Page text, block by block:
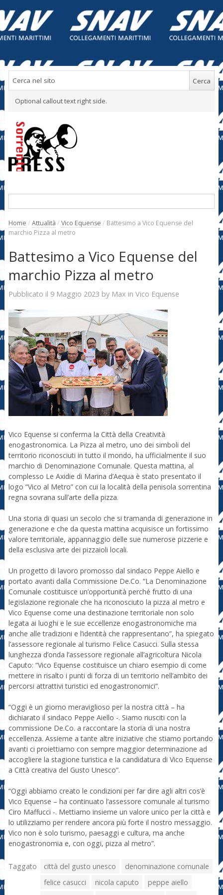
Optional callout text right side.
Home / Attualità / Vico Equense / Battesimo a Vico Equense del
marchio Pizza al metro
Battesimo a Vico Equense del
marchio Pizza al metro
Pubblicato il 9 Maggio 2023 by Max in Vico Equense
Vico Equense si conferma la Città della Creatività
enogastronomica. La Pizza al metro, uno dei simboli del
territorio riconosciuti in tutto il mondo, ha ufficialmente il suo
marchio di Denominazione Comunale. Questa mattina, al
complesso Le Axidie di Marina d’Aequa è stato presentato il
logo “Vico al Metro” con cui la località della penisola sorrentina
regna sovrana sull’arte della pizza.
Una storia di quasi un secolo che si tramanda di generazione in
generazione e che da questa mattina acquisisce un fortissimo
valore territoriale, appannaggio delle sue numerose pizzerie e
della esclusiva arte dei pizzaioli locali.
Un progetto di lavoro promosso dal sindaco Peppe Aiello e
portato avanti dalla Commissione De.Co. “La Denominazione
Comunale costituisce un’opportunità perché frutto di una
legislazione regionale che ha riconosciuto la pizza al metro e
Vico Equense come una destinazione territoriale non solo
legata ai luoghi e le sue eccellenze enogastronomiche ma
anche alle tradizioni e l’identità che rappresentano”, ha spiegato
l’assessore regionale al turismo Felice Casucci. Sulla stessa
lunghezza d’onda l’assessore regionale all’agricoltura Nicola
Caputo: “Vico Equense costituisce un chiaro esempio di come
mettere in risalto i punti di forza di un territorio nell’ambito dei
percorsi attrattivi turistici ed enogastronomici”.
“Oggi è un giorno meraviglioso per la nostra città – ha
dichiarato il sindaco Peppe Aiello -. Siamo riusciti con la
commissione De.Co. a raccontare la storia di una nostra
eccellenza. Assieme a tante altre iniziative che stiamo portando
avanti ci proiettiamo con sempre maggior determinazione ad
accogliere la stagione turistica e la candidatura di Vico Equense
a Città creativa del Gusto Unesco”.
“Oggi abbiamo creato le condizioni per far dire agli altri cos’è
Vico Equense – ha continuato l’assessore comunale al turismo
Ciro Maffucci -. Mettiamo insieme un valore unico per la città e
lo utilizziamo per rendere ancora più forte il nostro messaggio.
Vico non è solo turismo, paesaggi e cultura, ma anche
enogastronomia e, con oggi, pizza al metro”.
Taggato città del gusto unesco
denominazione comunale
felice casucci
nicola caputo
peppe aiello